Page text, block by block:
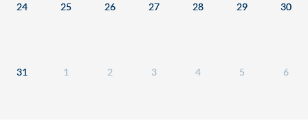
24 25 26 27 28 29 30
31 1 2 3 4 5 6